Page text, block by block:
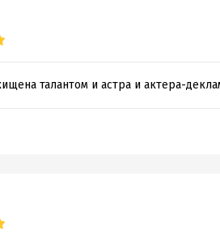
талантом и астра и актера-